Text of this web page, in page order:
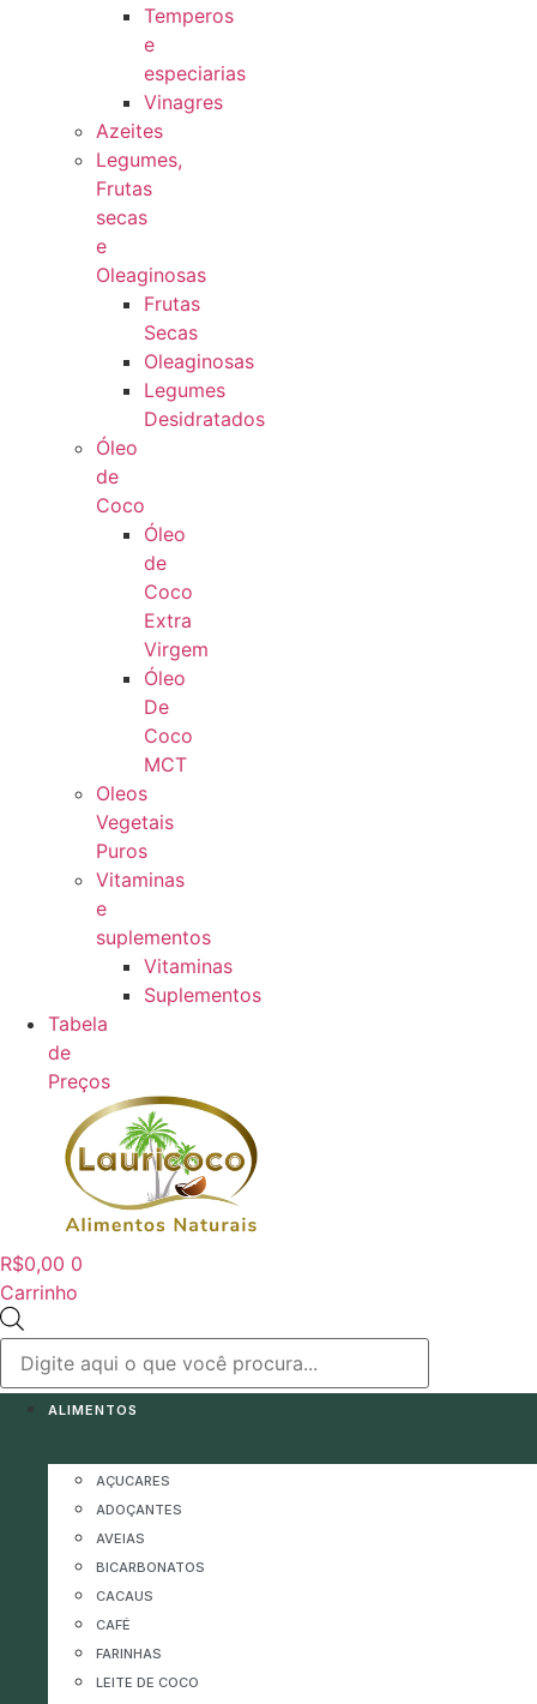
Temperos
e
especiarias
Vinagres
Azeites
Legumes,
Frutas
secas
e
Oleaginosas
Frutas
Secas
Oleaginosas
Legumes
Desidratados
Óleo
de
Coco
Óleo
de
Coco
Extra
Virgem
Óleo
De
Coco
MCT
Oleos
Vegetais
Puros
Vitaminas
e
suplementos
Vitaminas
Suplementos
Tabela
de
Preços
R$0,00 0
Carrinho
produtos
ALIMENTOS
AÇUCARES
ADOÇANTES
AVEIAS
BICARBONATOS
CACAUS
CAFÉ
FARINHAS
LEITE DE COCO